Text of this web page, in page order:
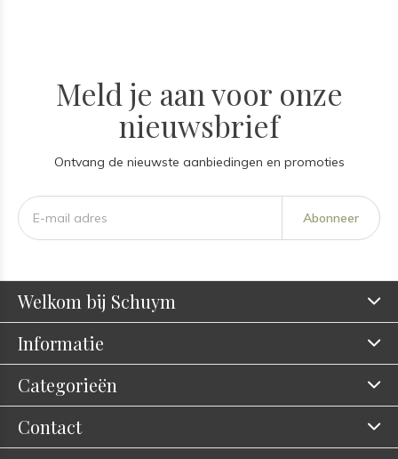
Meld je aan voor onze
nieuwsbrief
Ontvang de nieuwste aanbiedingen en promoties
Abonneer
Welkom bij Schuym
Informatie
Categorieën
Contact